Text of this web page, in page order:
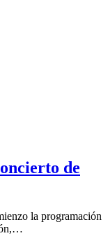
de
la programación